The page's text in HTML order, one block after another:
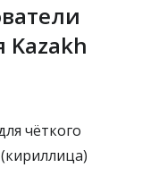
Kazakh
чёткого
(кириллица)